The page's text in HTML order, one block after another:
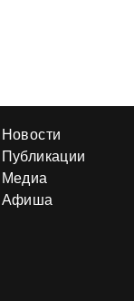
Новости
Публикации
Медиа
Афиша